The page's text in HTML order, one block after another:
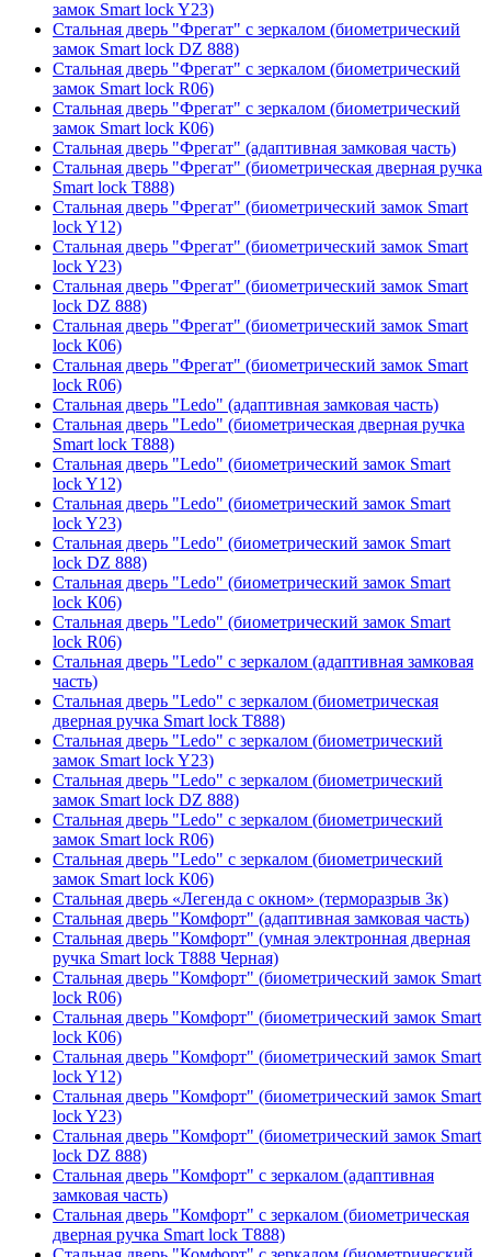
замок Smart lock Y23)
Стальная дверь "Фрегат" с зеркалом (биометрический
замок Smart lock DZ 888)
Стальная дверь "Фрегат" с зеркалом (биометрический
замок Smart lock R06)
Стальная дверь "Фрегат" с зеркалом (биометрический
замок Smart lock К06)
Стальная дверь "Фрегат" (адаптивная замковая часть)
Стальная дверь "Фрегат" (биометрическая дверная ручка
Smart lock T888)
Стальная дверь "Фрегат" (биометрический замок Smart
lock Y12)
Стальная дверь "Фрегат" (биометрический замок Smart
lock Y23)
Стальная дверь "Фрегат" (биометрический замок Smart
lock DZ 888)
Стальная дверь "Фрегат" (биометрический замок Smart
lock К06)
Стальная дверь "Фрегат" (биометрический замок Smart
lock R06)
Стальная дверь "Ledo" (адаптивная замковая часть)
Стальная дверь "Ledo" (биометрическая дверная ручка
Smart lock T888)
Стальная дверь "Ledo" (биометрический замок Smart
lock Y12)
Стальная дверь "Ledo" (биометрический замок Smart
lock Y23)
Стальная дверь "Ledo" (биометрический замок Smart
lock DZ 888)
Стальная дверь "Ledo" (биометрический замок Smart
lock К06)
Стальная дверь "Ledo" (биометрический замок Smart
lock R06)
Стальная дверь "Ledo" с зеркалом (адаптивная замковая
часть)
Стальная дверь "Ledo" с зеркалом (биометрическая
дверная ручка Smart lock T888)
Стальная дверь "Ledo" с зеркалом (биометрический
замок Smart lock Y23)
Стальная дверь "Ledo" с зеркалом (биометрический
замок Smart lock DZ 888)
Стальная дверь "Ledo" с зеркалом (биометрический
замок Smart lock R06)
Стальная дверь "Ledo" с зеркалом (биометрический
замок Smart lock К06)
Стальная дверь «Легенда с окном» (терморазрыв 3к)
Стальная дверь "Комфорт" (адаптивная замковая часть)
Стальная дверь "Комфорт" (умная электронная дверная
ручка Smart lock T888 Черная)
Стальная дверь "Комфорт" (биометрический замок Smart
lock R06)
Стальная дверь "Комфорт" (биометрический замок Smart
lock К06)
Стальная дверь "Комфорт" (биометрический замок Smart
lock Y12)
Стальная дверь "Комфорт" (биометрический замок Smart
lock Y23)
Стальная дверь "Комфорт" (биометрический замок Smart
lock DZ 888)
Стальная дверь "Комфорт" с зеркалом (адаптивная
замковая часть)
Стальная дверь "Комфорт" с зеркалом (биометрическая
дверная ручка Smart lock T888)